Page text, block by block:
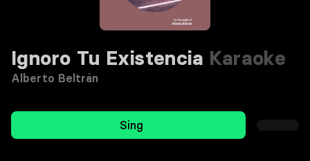
Ignoro Tu Existencia Karaoke
Alberto Beltrán
Sing